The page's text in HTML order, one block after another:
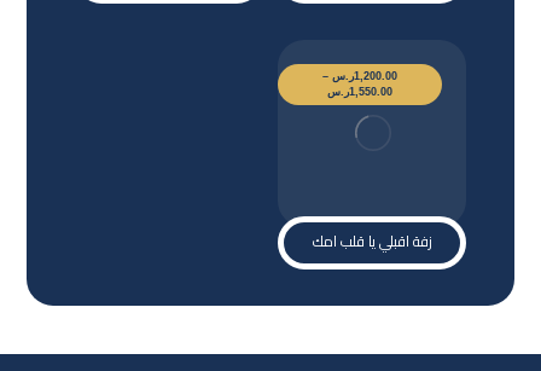
زفة اقبلي يا قلب امك
1,200.00ر.س –
1,550.00ر.س